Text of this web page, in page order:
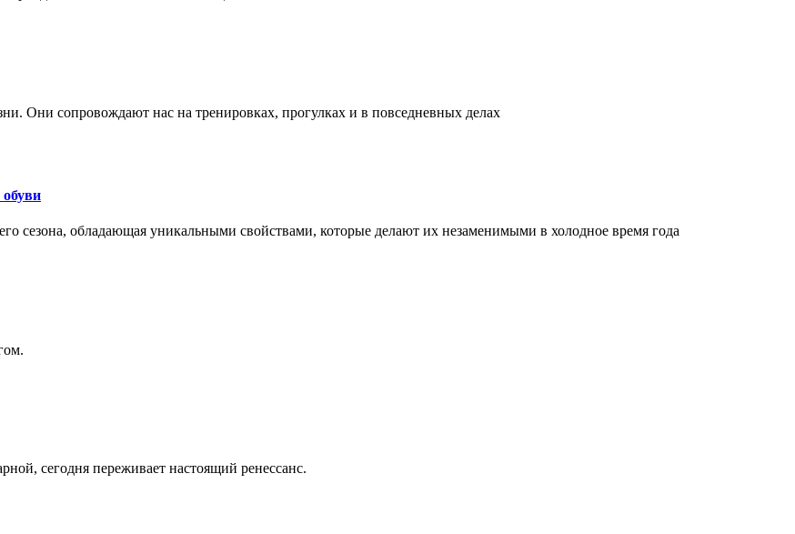
Они сопровождают нас на тренировках, прогулках и в повседневных делах
сезона, обладающая уникальными свойствами, которые делают их незаменимыми в холодное время года
сегодня переживает настоящий ренессанс.